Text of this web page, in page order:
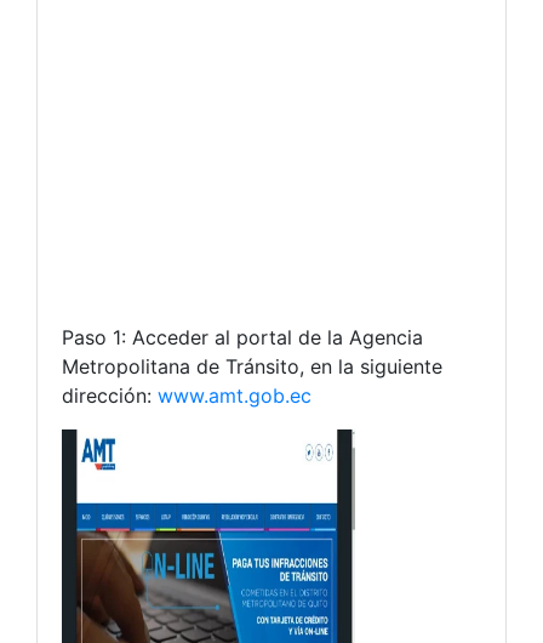
Paso 1: Acceder al portal de la Agencia
Metropolitana de Tránsito, en la siguiente
dirección: www.amt.gob.ec